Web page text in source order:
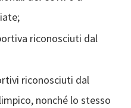
riconosciuti dal
riconosciuti dal
nonché lo stesso